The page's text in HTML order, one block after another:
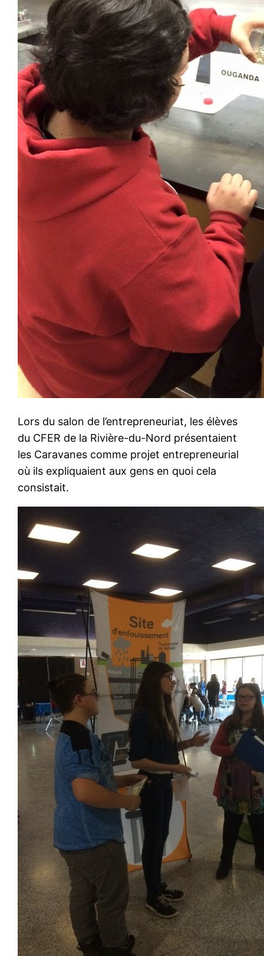
Lors du salon de l’entrepreneuriat, les élèves
du CFER de la Rivière-du-Nord présentaient
les Caravanes comme projet entrepreneurial
où ils expliquaient aux gens en quoi cela
consistait.